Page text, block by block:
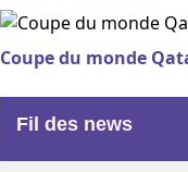
Coupe du monde
Fil des news